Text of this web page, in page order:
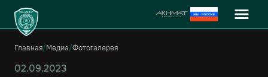
Главная/Медиа/Фотогалерея
02.09.2023